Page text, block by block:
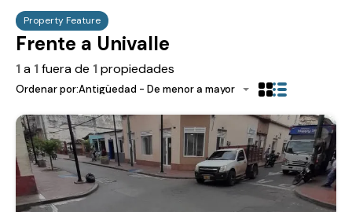
Property Feature
Frente a Univalle
1a 1fuera de 1propiedades
Ordenar por:Antigüedad - De menor a mayor